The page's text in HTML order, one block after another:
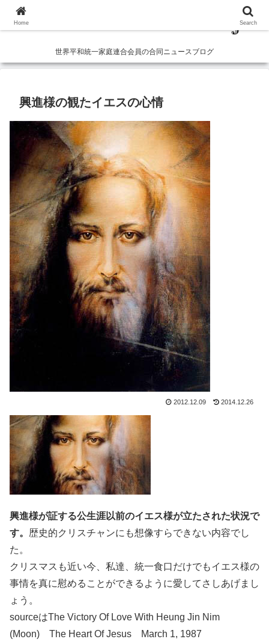
世界平和統一家庭連合会員の合同ニュースブログ
興進様の観たイエスの心情
2012.12.09 2014.12.26
興進様が証する公生涯以前のイエス様が立たされた状況で
す。 歴史的クリスチャンにも想像すらできない内容でし
た。
クリスマスも近い今、私達、統一食口だけでもイエス様の
事情を真に慰めることができるように愛してさしあげまし
ょう。
sourceはThe Victory Of Love With Heung Jin Nim
(Moon) The Heart Of Jesus March 1, 1987
Home Search